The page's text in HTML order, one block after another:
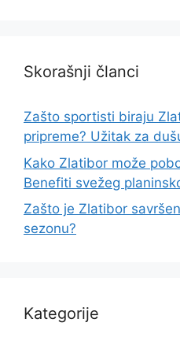
Skorašnji članci
Zašto sportisti biraju
pripreme? Užitak za
Kako Zlatibor može
Benefiti svežeg
Zašto je Zlatibor
sezonu?
Kategorije